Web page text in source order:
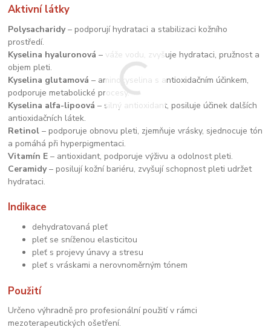
Aktivní látky
Polysacharidy– podporují hydrataci a stabilizaci kožního
prostředí.
Kyselina hyaluronová – váže vodu, zvyšuje hydrataci, pružnost a
objem pleti.
Kyselina glutamová – aminokyselina s antioxidačním účinkem,
podporuje metabolické procesy.
Kyselina alfa-lipoová – silný antioxidant, posiluje účinek dalších
antioxidačních látek.
Retinol – podporuje obnovu pleti, zjemňuje vrásky, sjednocuje tón
a pomáhá při hyperpigmentaci.
Vitamín E – antioxidant, podporuje výživu a odolnost pleti.
Ceramidy– posilují kožní bariéru, zvyšují schopnost pleti udržet
hydrataci.
Indikace
dehydratovaná pleť
pleť se sníženou elasticitou
pleť s projevy únavy a stresu
pleť s vráskami a nerovnoměrným tónem
Použití
Určeno výhradně pro profesionální použití v rámci
mezoterapeutických ošetření.